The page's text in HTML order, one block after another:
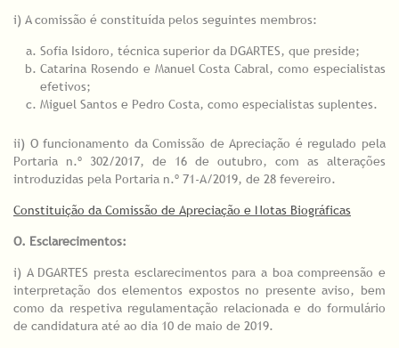
i) A comissão é constituída pelos seguintes membros:
Sofia Isidoro, técnica superior da DGARTES, que preside;
Catarina Rosendo e Manuel Costa Cabral, como especialistas
efetivos;
Miguel Santos e Pedro Costa, como especialistas suplentes.
ii) O funcionamento da Comissão de Apreciação é regulado pela
Portaria n.º 302/2017, de 16 de outubro, com as alterações
introduzidas pela Portaria n.º 71-A/2019, de 28 fevereiro.
Constituição da Comissão de Apreciação e Notas Biográficas
O. Esclarecimentos:
i) A DGARTES presta esclarecimentos para a boa compreensão e
interpretação dos elementos expostos no presente aviso, bem
como da respetiva regulamentação relacionada e do formulário
de candidatura até ao dia 10 de maio de 2019.